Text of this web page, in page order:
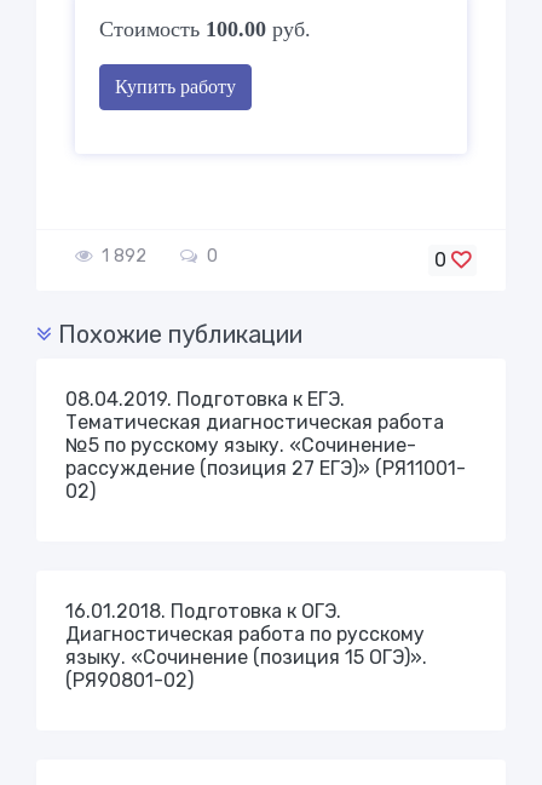
Стоимость 100.00 руб.
Купить работу
1 892 0 0
Похожие публикации
08.04.2019. Подготовка к ЕГЭ.
Тематическая диагностическая работа
№5 по русскому языку. «Сочинение-
рассуждение (позиция 27 ЕГЭ)» (РЯ11001-
02)
16.01.2018. Подготовка к ОГЭ.
Диагностическая работа по русскому
языку. «Сочинение (позиция 15 ОГЭ)».
(РЯ90801-02)